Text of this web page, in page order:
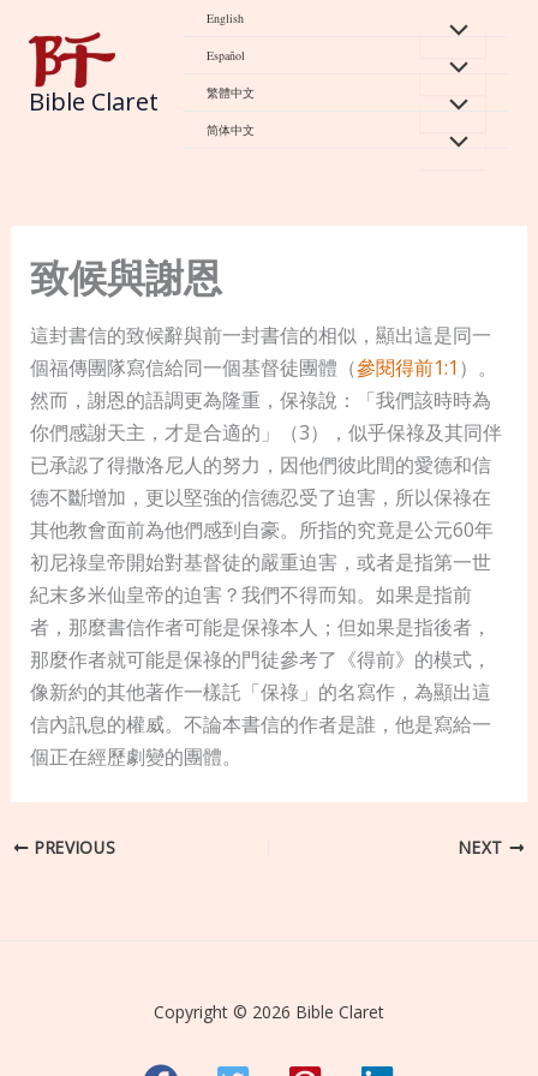
content
Bible Claret
English
Español
繁體中文
简体中文
致候與謝恩
這封書信的致候辭與前一封書信的相似，顯出這是同一
個福傳團隊寫信給同一個基督徒團體（參閱得前1:1 ）。
然而，謝恩的語調更為隆重，保祿說：「我們該時時為
你們感謝天主，才是合適的」（3），似乎保祿及其同伴
已承認了得撒洛尼人的努力，因他們彼此間的愛德和信
德不斷增加，更以堅強的信德忍受了迫害，所以保祿在
其他教會面前為他們感到自豪。所指的究竟是公元60年
初尼祿皇帝開始對基督徒的嚴重迫害，或者是指第一世
紀末多米仙皇帝的迫害？我們不得而知。如果是指前
者，那麼書信作者可能是保祿本人；但如果是指後者，
那麼作者就可能是保祿的門徒參考了《得前》的模式，
像新約的其他著作一樣託「保祿」的名寫作，為顯出這
信內訊息的權威。不論本書信的作者是誰，他是寫給一
個正在經歷劇變的團體。
PREVIOUS NEXT
Copyright © 2026 Bible Claret